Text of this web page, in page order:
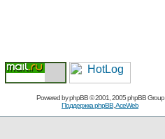
Powered byphpBB© 2001, 2005 phpBB Group
Поддержка phpBB AceWeb